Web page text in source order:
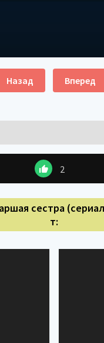
Назад Вперед
2
сестра
т: